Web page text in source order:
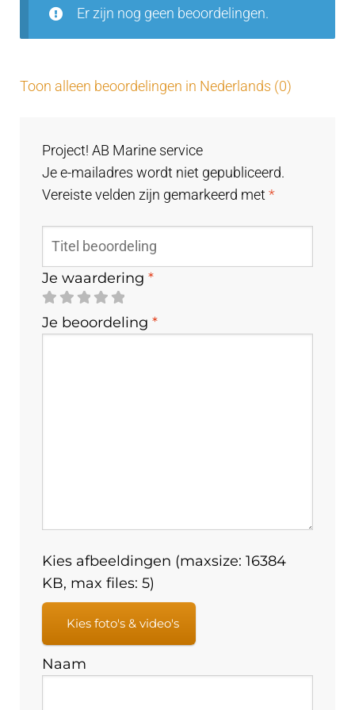
Er zijn nog geen beoordelingen.
Toon alleen beoordelingen in Nederlands (0)
Project! AB Marine service
Je e-mailadres wordt niet gepubliceerd.
Vereiste velden zijn gemarkeerd met*
Je waardering*
Je beoordeling*
Kies afbeeldingen (maxsize: 16384
KB, max files: 5)
Kies foto's & video's
Naam